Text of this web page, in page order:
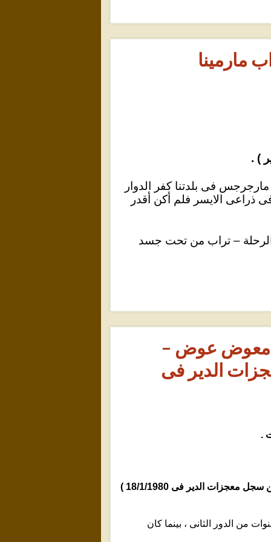
مارمينا
) .
فى بلدتنا كفر الدوار
ذراعى الايسر فلم أكن أقدر
الرحلة – تراب من تحت جسد
معوض عوض –
الدير فى
.
+ السيد المهندس / عوض معوض عوض – شارع العروبة بدكرنس . ( من سجل معجزات الدير فى 18/1/1980 )
من الدور الثانى ، بينما كان